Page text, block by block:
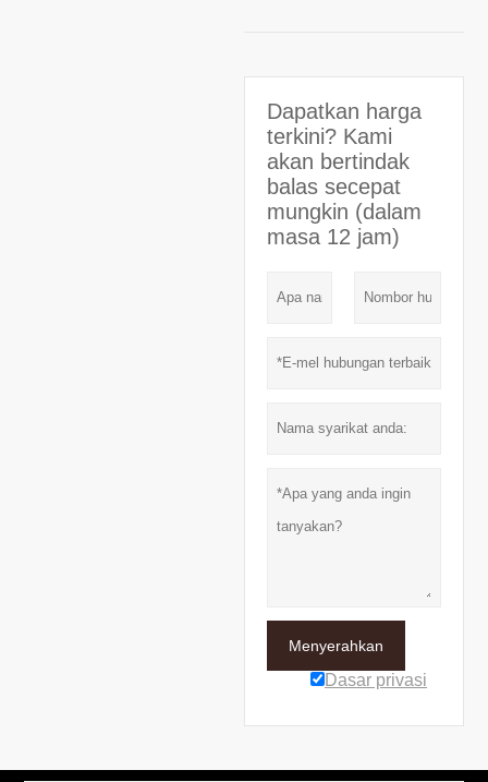
Dapatkan harga
terkini? Kami
akan bertindak
balas secepat
mungkin (dalam
masa 12 jam)
Menyerahkan
Dasar privasi